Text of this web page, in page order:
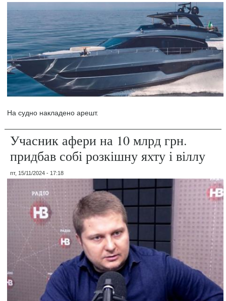
На судно накладено арешт.
Учасник афери на 10 млрд грн.
придбав собі розкішну яхту і віллу
пт, 15/11/2024 - 17:18